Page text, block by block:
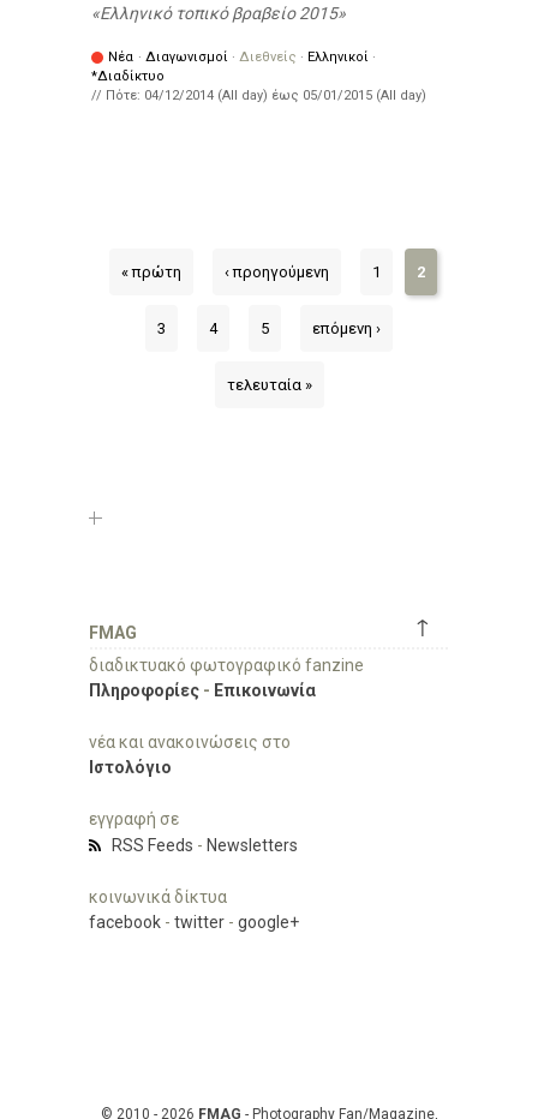
Ελληνικό τοπικό βραβείο 2015
Νέα · Διαγωνισμοί · Διεθνείς · Ελληνικοί ·
*Διαδίκτυο
// Πότε: 04/12/2014 (All day) έως 05/01/2015 (All day)
« πρώτη ‹ προηγούμενη 1 2
3 4 5 επόμενη ›
τελευταία »
↑
FMAG
διαδικτυακό φωτογραφικό fanzine
Πληροφορίες - Επικοινωνία
νέα και ανακοινώσεις στο
Ιστολόγιο
εγγραφή σε
RSS Feeds - Newsletters
κοινωνικά δίκτυα
facebook - twitter - google+
© 2010 - 2026 FMAG - Photography Fan/Magazine,